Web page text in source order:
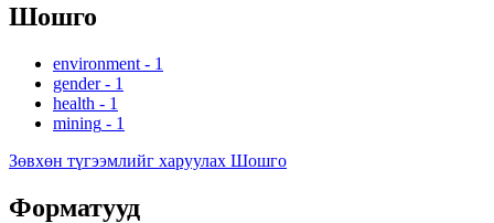
Шошго
environment - 1
gender - 1
health - 1
mining - 1
Зөвхөн түгээмлийг харуулах Шошго
Форматууд